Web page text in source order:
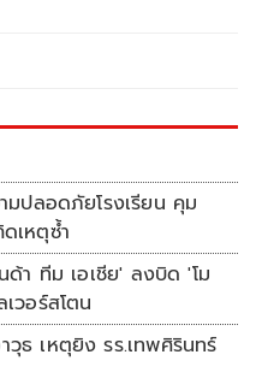
ด้ออกแบบให้เป็นระบบ
สุขภาพ ไลฟ์สไตล์ และ
เข้าไว้ด้วยกันอย่างสมบูรณ์
ทยให้ก้าวขึ้นเป็นจุดหมาย
สโมสรฟุตบอลระดับโลก
ละผู้แสวงหาคุณภาพชีวิต
มปลอดภัยโรงเรียน คุม
เหตุซ้ำ
า ทีม เอเชีย' ลงบิด 'โม
วอร์สโตน
วุธ เหตุยิง รร.เทพศิรินทร์